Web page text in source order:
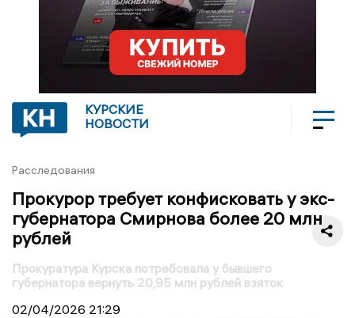
КУРСКИЕ
НОВОСТИ
Расследования
Прокурор требует конфисковать у экс-
губернатора Смирнова более 20 млн
рублей
Прокуратура Курска потребовала у бывшего
губернатора вернуть 20,95 млн рублей взяток
02/04/2026 21:29